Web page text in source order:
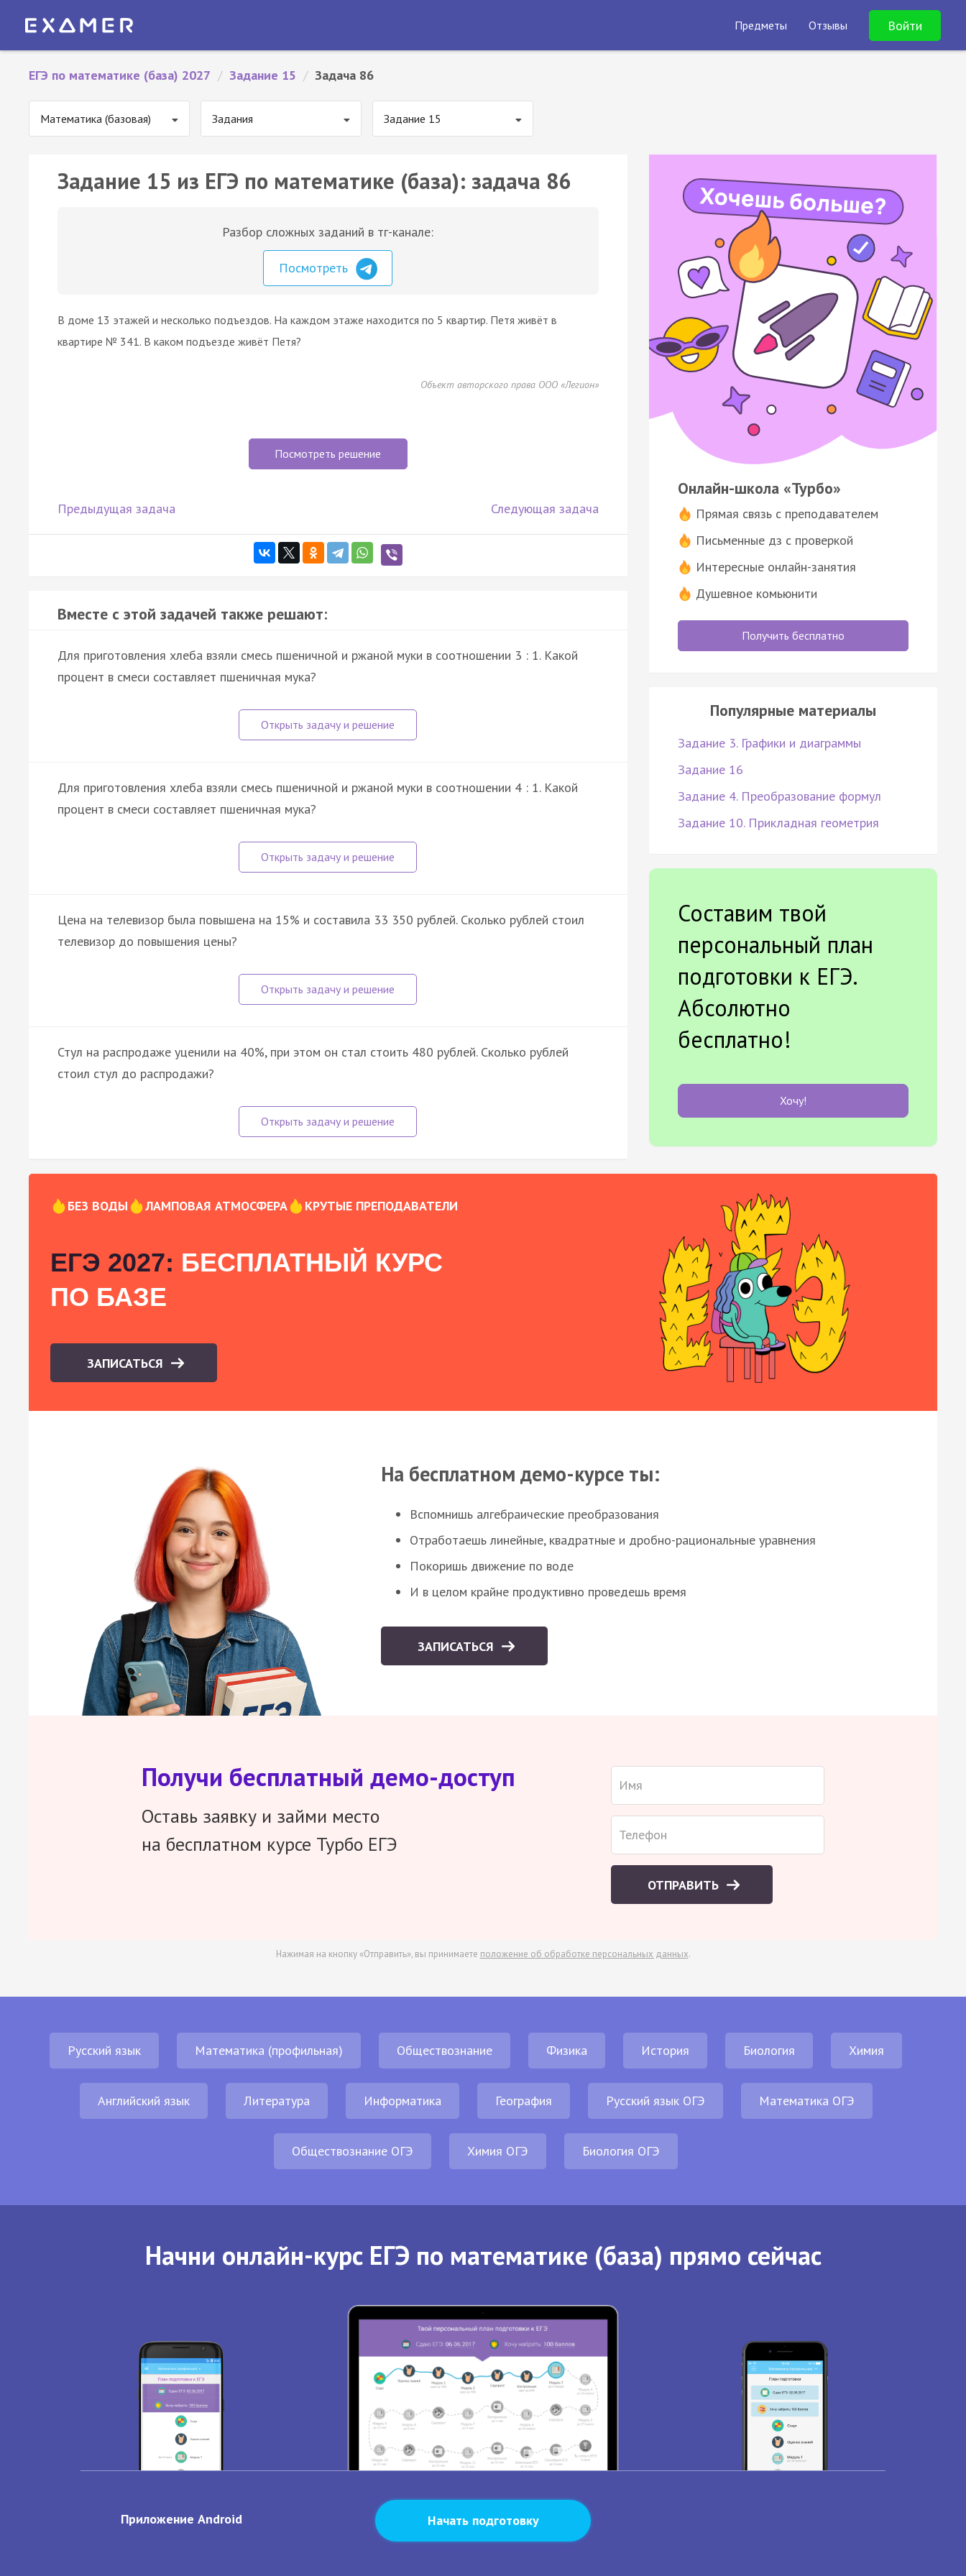
Предметы Отзывы Войти
ЕГЭ по математике (база) 2027 / Задание 15 / Задача 86
Математика (базовая) Задания Задание 15
Задание 15 из ЕГЭ по математике (база): задача 86
Разбор сложных заданий в тг-канале:
Посмотреть
В доме 13 этажей и несколько подъездов. На каждом этаже находится по 5 квартир. Петя живёт в
квартире № 341. В каком подъезде живёт Петя?
Объект авторского права ООО «Легион»
Посмотреть решение
Предыдущая задача Следующая задача
Вместе с этой задачей также решают:
Для приготовления хлеба взяли смесь пшеничной и ржаной муки в соотношении 3 : 1. Какой
процент в смеси составляет пшеничная мука?
Для приготовления хлеба взяли смесь пшеничной и ржаной муки в соотношении 4 : 1. Какой
процент в смеси составляет пшеничная мука?
Цена на телевизор была повышена на 15% и составила 33 350 рублей. Сколько рублей стоил
телевизор до повышения цены?
Стул на распродаже уценили на 40%, при этом он стал стоить 480 рублей. Сколько рублей
стоил стул до распродажи?
Онлайн-школа «Турбо»
Прямая связь с преподавателем
Письменные дз с проверкой
Интересные онлайн-занятия
Душевное комьюнити
Получить бесплатно
Популярные материалы
Задание 3. Графики и диаграммы
Задание 16
Задание 4. Преобразование формул
Задание 10. Прикладная геометрия
Составим твой
персональный план
подготовки к ЕГЭ.
Абсолютно
бесплатно!
Хочу!
БЕЗ ВОДЫ ЛАМПОВАЯ АТМОСФЕРА КРУТЫЕ ПРЕПОДАВАТЕЛИ
ЕГЭ 2027: БЕСПЛАТНЫЙ КУРС
ПО БАЗЕ
ЗАПИСАТЬСЯ
На бесплатном демо-курсе ты:
Вспомнишь алгебраические преобразования
Отработаешь линейные, квадратные и дробно-рациональные уравнения
Покоришь движение по воде
И в целом крайне продуктивно проведешь время
ЗАПИСАТЬСЯ
Получи бесплатный демо-доступ
Оставь заявку и займи место
на бесплатном курсе Турбо ЕГЭ
ОТПРАВИТЬ
Нажимая на кнопку «Отправить», вы принимаете положение об обработке персональных данных.
Русский язык Математика (профильная) Обществознание Физика История Биология Химия
Английский язык Литература Информатика География Русский язык ОГЭ Математика ОГЭ
Обществознание ОГЭ Химия ОГЭ Биология ОГЭ
Начни онлайн-курс ЕГЭ по математике (база) прямо сейчас
Приложение Android Начать подготовку